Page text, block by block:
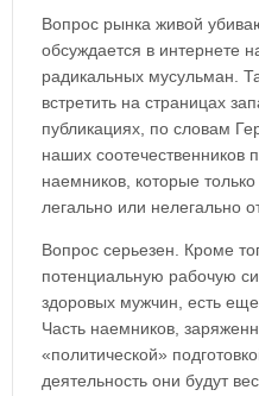
Вопрос рынка живой
обсуждается в интернете
радикальных мусульман.
встретить на страницах
публикациях, по словам
наших соотечественников
наемников, которые
легально или нелегально
Вопрос серьезен. Кроме
потенциальную рабочую
здоровых мужчин, есть
Часть наемников,
«политической»
деятельность они будут